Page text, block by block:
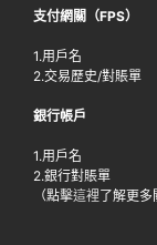
支付網關（FPS）
1.用戶名
2.交易歷史/對賬單
銀行帳戶
1.用戶名
2.銀行對賬單
（點擊這裡了解更多